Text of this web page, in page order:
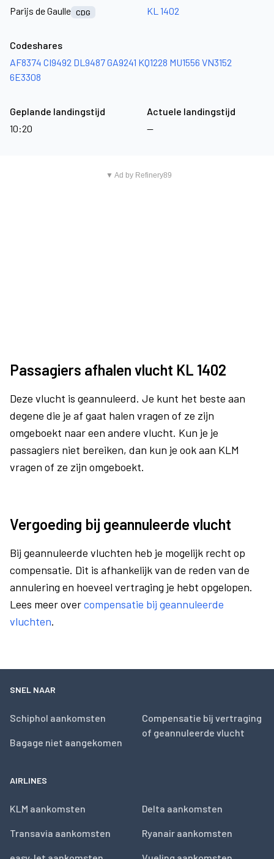
Parijs de Gaulle CDG
KL 1402
Codeshares
AF8374 CI9492 DL9487GA9241 KQ1228 MU1556 VN3152
6E3308
Geplande landingstijd
10:20
Actuele landingstijd
—
▼ Ad by Refinery89
Passagiers afhalen vlucht KL 1402
Deze vlucht is geannuleerd. Je kunt het beste aan
degene die je af gaat halen vragen of ze zijn
omgeboekt naar een andere vlucht. Kun je je
passagiers niet bereiken, dan kun je ook aan KLM
vragen of ze zijn omgeboekt.
Vergoeding bij geannuleerde vlucht
Bij geannuleerde vluchten heb je mogelijk recht op
compensatie. Dit is afhankelijk van de reden van de
annulering en hoeveel vertraging je hebt opgelopen.
Lees meer overcompensatie bij geannuleerde
vluchten.
SNEL NAAR
Schiphol aankomsten
Bagage niet aangekomen
Compensatie bij vertraging
of geannuleerde vlucht
AIRLINES
KLM aankomsten
Transavia aankomsten
Delta aankomsten
Ryanair aankomsten